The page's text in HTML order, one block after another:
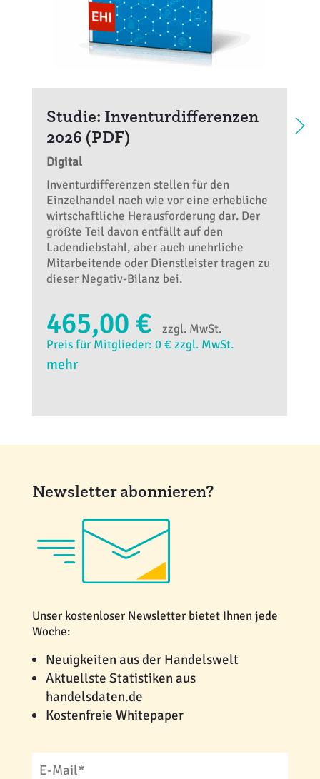
Studie: Inventurdifferenzen
2026 (PDF)
Digital
Inventurdifferenzen stellen für den
Einzelhandel nach wie vor eine erhebliche
wirtschaftliche Herausforderung dar. Der
größte Teil davon entfällt auf den
Ladendiebstahl, aber auch unehrliche
Mitarbeitende oder Dienstleister tragen zu
dieser Negativ-Bilanz bei.
465,00 €
zzgl. MwSt.
Preis für Mitglieder: 0 € zzgl. MwSt.
mehr
Newsletter abonnieren?
Unser kostenloser Newsletter bietet Ihnen jede
Woche:
Neuigkeiten aus der Handelswelt
Aktuellste Statistiken aus
handelsdaten.de
Kostenfreie Whitepaper